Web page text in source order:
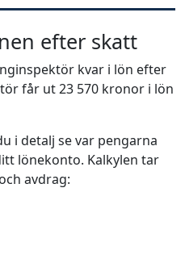
efter skatt
kvar i lön efter
får ut 23 570 kronor i lön
i detalj se var pengarna
lönekonto. Kalkylen tar
avdrag: